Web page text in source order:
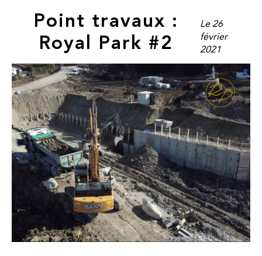
Point travaux :
Royal Park #2
Le 26
février
2021